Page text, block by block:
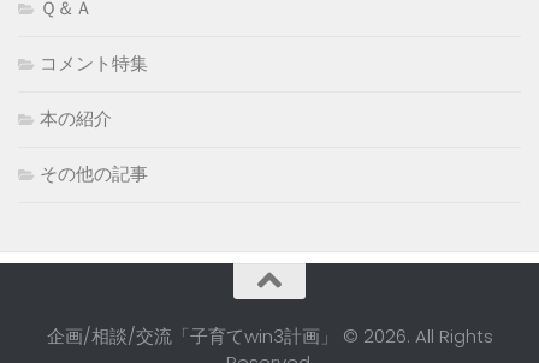
Ｑ＆Ａ
コメント特集
本の紹介
その他の記事
企画/相談/交流「子育てwin3計画」 © 2026. All Rights